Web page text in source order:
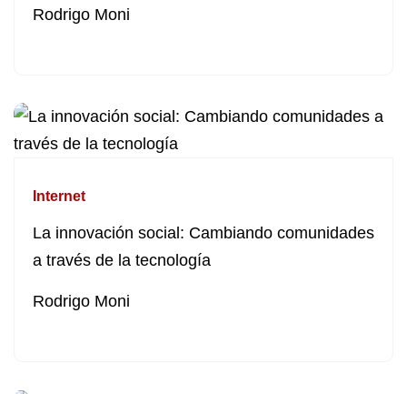
Rodrigo Moni
Internet
La innovación social: Cambiando comunidades
a través de la tecnología
Rodrigo Moni